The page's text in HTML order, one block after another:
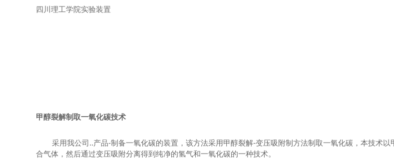
四川理工学院实验装置
甲醇裂解制取一氧化碳技术
采用我公司..产品-制备一氧化碳的装置，该方法采用甲醇裂解-变压吸附制方法制取一氧化碳，本技术
合气体，然后通过变压吸附分离得到纯净的氢气和一氧化碳的一种技术。